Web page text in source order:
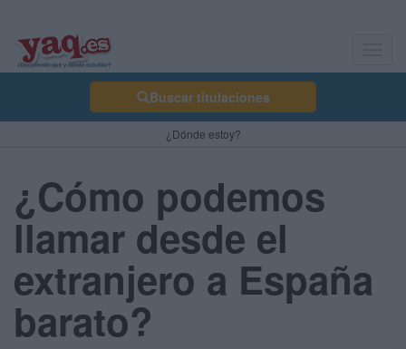
Buscar titulaciones
¿Dónde estoy?
¿Cómo podemos
llamar desde el
extranjero a España
barato?